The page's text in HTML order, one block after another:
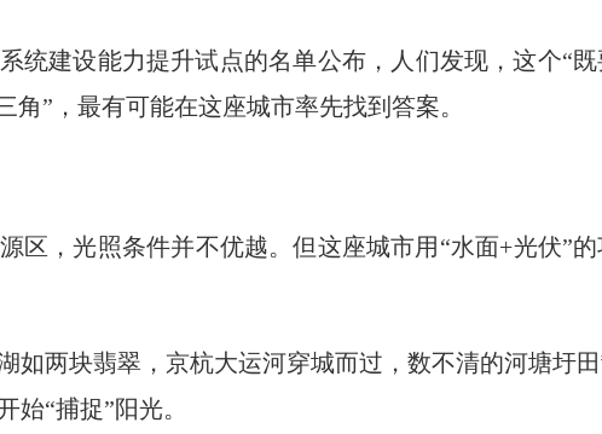
统建设能力提升试点的名单公布，人们发现，这个“
角”，最有可能在这座城市率先找到答案。
区，光照条件并不优越。但这座城市用“水面+光伏”
如两块翡翠，京杭大运河穿城而过，数不清的河塘圩
始“捕捉”阳光。